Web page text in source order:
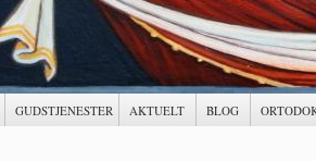
GUDSTJENESTER AKTUELT BLOG